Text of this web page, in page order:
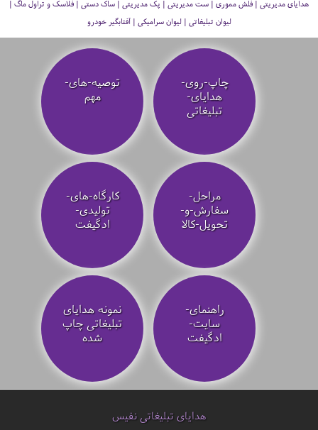
هدایای مدیریتی | فلش مموری | ست مدیریتی | پک مدیریتی | ساک دستی | فلاسک و تراول ماگ |
لیوان تبلیغاتی | لیوان سرامیکی | آفتابگیر خودرو
چاپ-روی-
هدایای-
تبلیغاتی
توصیه‌-های-
مهم
مراحل-
سفارش-و-
تحویل-کالا
کارگاه-های-
تولیدی-
ادگیفت
راهنمای-
سایت-
ادگیفت
نمونه هدایای
تبلیغاتی چاپ
شده
هدایای تبلیغاتی نفیس